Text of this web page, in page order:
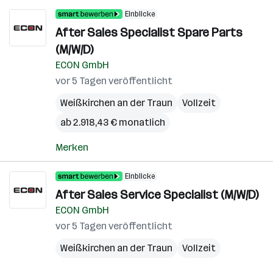
Einblicke
After Sales Specialist Spare Parts
(M/W/D)
ECON GmbH
vor 5 Tagen veröffentlicht
Weißkirchen an der Traun
Vollzeit
ab 2.918,43 € monatlich
Merken
Einblicke
After Sales Service Specialist (M/W/D)
ECON GmbH
vor 5 Tagen veröffentlicht
Weißkirchen an der Traun
Vollzeit